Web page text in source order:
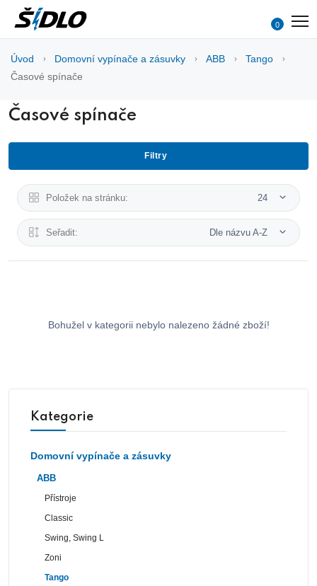
0
Úvod Domovní vypínače a zásuvky ABB
Tango
Časové spínače
Časové spínače
Filtry
Položek na stránku: 24
Seřadit: Dle názvu A-Z
Bohužel v kategorii nebylo nalezeno žádné zboží!
Kategorie
Domovní vypínače a zásuvky
ABB
Přístroje
Classic
Swing, Swing L
Zoni
Tango